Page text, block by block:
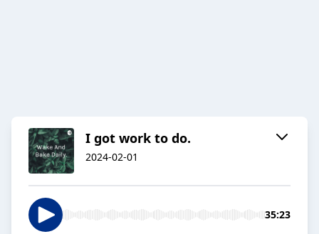
I got work to do.
2024-02-01
35:23